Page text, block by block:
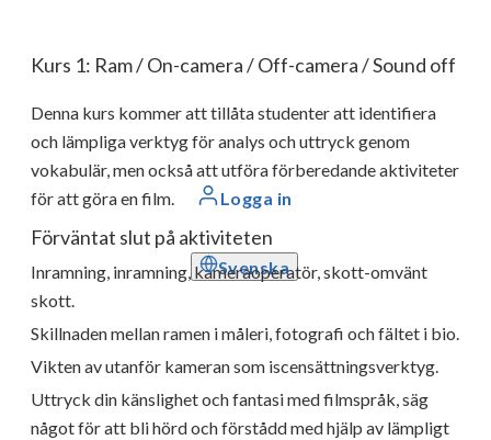
Logga in
Svenska
Kurs 1: Ram / On-camera / Off-camera / Sound off
Denna kurs kommer att tillåta studenter att identifiera
och lämpliga verktyg för analys och uttryck genom
vokabulär, men också att utföra förberedande aktiviteter
för att göra en film.
Förväntat slut på aktiviteten
Inramning, inramning, kameraoperatör, skott-omvänt
skott.
Skillnaden mellan ramen i måleri, fotografi och fältet i bio.
Vikten av utanför kameran som iscensättningsverktyg.
Uttryck din känslighet och fantasi med filmspråk, säg
något för att bli hörd och förstådd med hjälp av lämpligt